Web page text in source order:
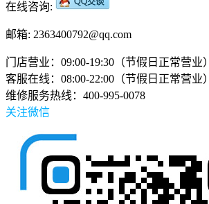
在线咨询:
邮箱: 2363400792@qq.com
门店营业：09:00-19:30（节假日正常营业）
客服在线：08:00-22:00（节假日正常营业）
维修服务热线：400-995-0078
关注微信